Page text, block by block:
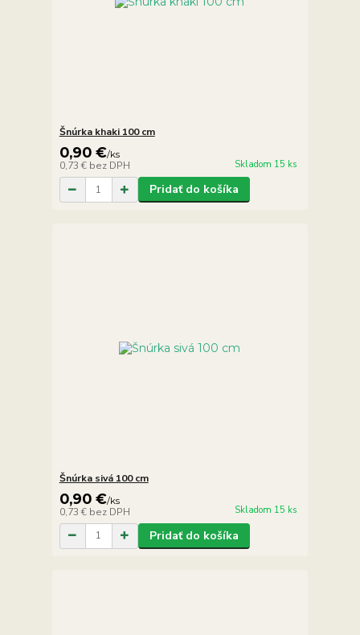
Šnúrka khaki 100 cm
0,90 €/ks
0,73 € bez DPH Skladom 15 ks
Pridať do košíka
Šnúrka sivá 100 cm
0,90 €/ks
0,73 € bez DPH Skladom 15 ks
Pridať do košíka